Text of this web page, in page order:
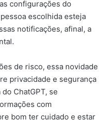
configurações do
escolhida esteja
notificações, afinal, a
de risco, essa novidade
privacidade e segurança
ChatGPT, se
com
bom ter cuidado e estar